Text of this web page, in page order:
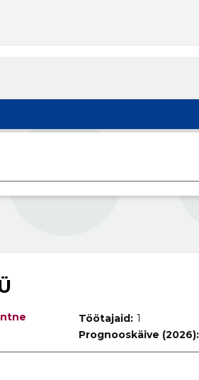
Töötajaid: 1
Prognooskäive (2026):